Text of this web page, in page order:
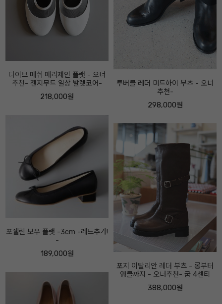
투버클 레더 미드하이 부츠 - 오너
추천-
앵클까지 - 오너추천- 굽 4센티
388,000원
로우 보우 로퍼-5센티 - 오너추천!-
208,000원
마니티 하이업 부츠 -속굽5cm, 2
센티 선택- 오너추천-
358,000원